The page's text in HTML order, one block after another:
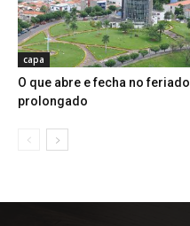
capa
O que abre e fecha no feriado
prolongado